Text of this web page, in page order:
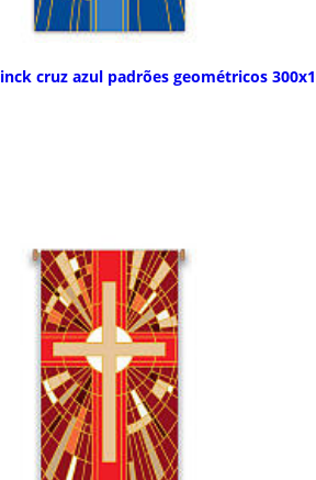
cruz azul padrões geométricos